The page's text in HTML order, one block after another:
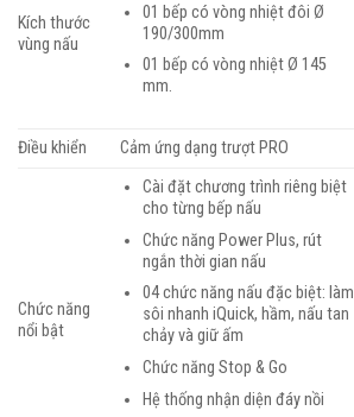
Kích thước
vùng nấu
01 bếp có vòng nhiệt đôi Ø
190/300mm
01 bếp có vòng nhiệt Ø 145
mm.
Điều khiển Cảm ứng dạng trượt PRO
Chức năng
nổi bật
Cài đặt chương trình riêng biệt
cho từng bếp nấu
Chức năng Power Plus, rút
ngắn thời gian nấu
04 chức năng nấu đặc biệt: làm
sôi nhanh iQuick, hầm, nấu tan
chảy và giữ ấm
Chức năng Stop & Go
Hệ thống nhận diện đáy nồi